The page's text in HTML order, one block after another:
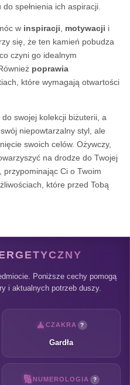
spełnienia ich aspiracji.
w inspiracji motywacji i
się, że ten kamień pobudza
czyni go idealnym
poprawia
które wymagają otwartości
swojej kolekcji biżuterii, a
niepowtarzalny styl, ale
swoich celów. Ożywczy,
na drodze do Twojej
przypominając Ci o Twoim
które przed Tobą
Poniższe cechy pomogą
i aktualnych potrzeb duszy.
🧘 CZAKRA ?
Gardła
🔢NUMEROLOGIA ?